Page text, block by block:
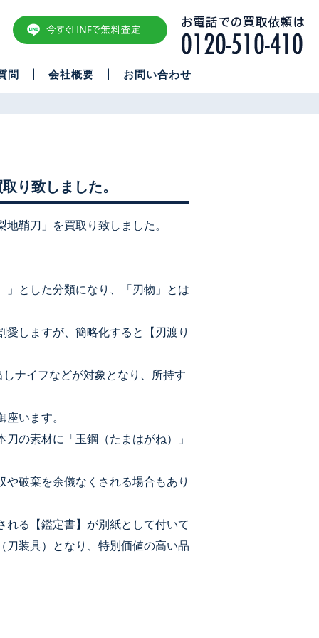
問 会社概要 お問い合わせ
り致しました。
鞘刀」を買取り致しました。
」とした分類になり、「刃物」とは
しますが、簡略化すると【刃渡り
ナイフなどが対象となり、所持す
います。
の素材に「玉鋼（たまはがね）」
破棄を余儀なくされる場合もあり
る【鑑定書】が別紙として付いて
刀装具）となり、特別価値の高い品